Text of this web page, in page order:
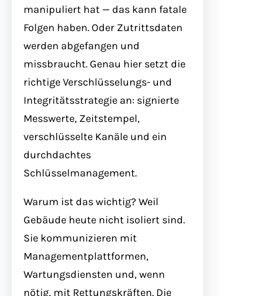
manipuliert hat — das kann fatale
Folgen haben. Oder Zutrittsdaten
werden abgefangen und
missbraucht. Genau hier setzt die
richtige Verschlüsselungs- und
Integritätsstrategie an: signierte
Messwerte, Zeitstempel,
verschlüsselte Kanäle und ein
durchdachtes
Schlüsselmanagement.
Warum ist das wichtig? Weil
Gebäude heute nicht isoliert sind.
Sie kommunizieren mit
Managementplattformen,
Wartungsdiensten und, wenn
nötig, mit Rettungskräften. Die